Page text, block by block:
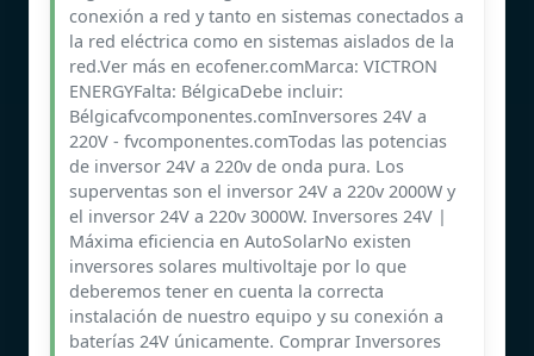
conexión a red y tanto en sistemas conectados a
la red eléctrica como en sistemas aislados de la
red.Ver más en ecofener.comMarca: VICTRON
ENERGYFalta: BélgicaDebe incluir:
Bélgicafvcomponentes.comInversores 24V a
220V - fvcomponentes.comTodas las potencias
de inversor 24V a 220v de onda pura. Los
superventas son el inversor 24V a 220v 2000W y
el inversor 24V a 220v 3000W. Inversores 24V |
Máxima eficiencia en AutoSolarNo existen
inversores solares multivoltaje por lo que
deberemos tener en cuenta la correcta
instalación de nuestro equipo y su conexión a
baterías 24V únicamente. Comprar Inversores